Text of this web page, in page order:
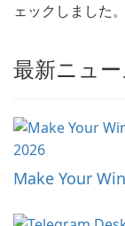
ェックしました。
最新ニュー
Make Your